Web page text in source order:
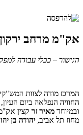
אק"מ מרחב ירקון
הגישור – ככלי עבודה
המרכז מודה לצוות
החוויה הנפלאה ביום העיון,
ובמיוחד מאיר זר קצין
מחוז תל אביב, יהודה בן